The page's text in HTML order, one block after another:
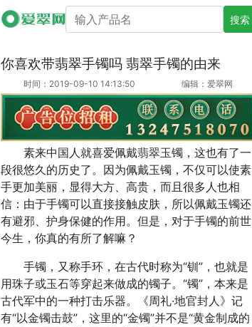
搜索产品名
你喜欢带翡翠手镯吗 翡翠手镯的由来
时间：2019-09-10 14:13:50 编辑：爱翠网
素来中国人就喜爱佩戴翡翠玉镯，这也有了一
段很悠久的历史了。因为佩戴玉镯，不仅可以使素
手更加美丽，显得大方、高贵，而且很多人也相
信：由于手镯可以直接接触皮肤，所以佩戴玉镯还
有避邪、护身保健的作用。但是，对于手镯的前世
今生，你真的有所了解嘛？
手镯，又称手环，在古代时称为“钏”，也就是
用珠子或玉石等穿起来做成的镯子。“镯”，本来是
古代军中的一种打击乐器。《周礼·地官封人》记
有“以金镯击鼓”，这里的“金镯”并不是“黄金制成的